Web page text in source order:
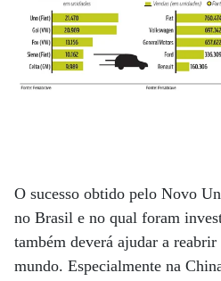
O sucesso obtido pelo Novo
no Brasil e no qual foram
também deverá ajudar a
mundo. Especialmente na